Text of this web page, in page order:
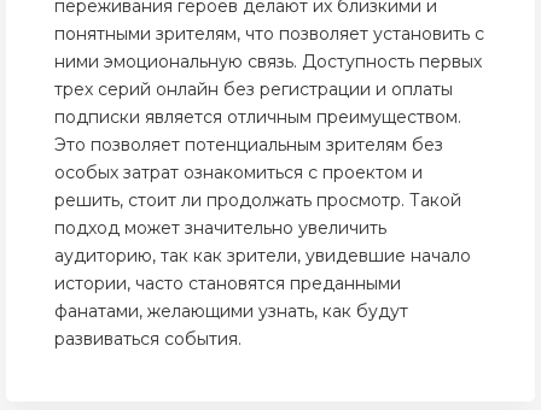
переживания героев делают их близкими и
понятными зрителям, что позволяет установить с
ними эмоциональную связь. Доступность первых
трех серий онлайн без регистрации и оплаты
подписки является отличным преимуществом.
Это позволяет потенциальным зрителям без
особых затрат ознакомиться с проектом и
решить, стоит ли продолжать просмотр. Такой
подход может значительно увеличить
аудиторию, так как зрители, увидевшие начало
истории, часто становятся преданными
фанатами, желающими узнать, как будут
развиваться события.